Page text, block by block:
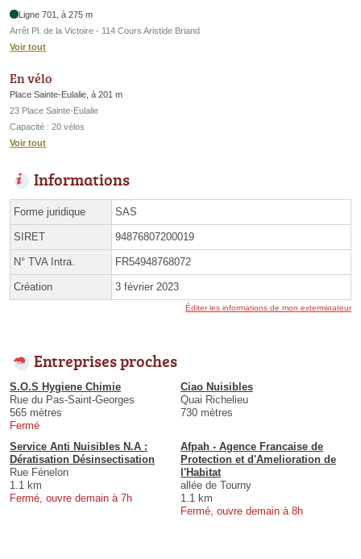
Ligne 701, à 275 m
Arrêt Pl. de la Victoire - 114 Cours Aristide Briand
Voir tout
En vélo
Place Sainte-Eulalie, à 201 m
23 Place Sainte-Eulalie
Capacité : 20 vélos
Voir tout
Informations
Forme juridique SAS
SIRET 94876807200019
N° TVA Intra. FR54948768072
Création 3 février 2023
Éditer les informations de mon exterminateur
Entreprises proches
S.O.S Hygiene Chimie
Rue du Pas-Saint-Georges
565 mètres
Fermé
Ciao Nuisibles
Quai Richelieu
730 mètres
Service Anti Nuisibles N.A :
Dératisation Désinsectisation
Rue Fénelon
1.1 km
Fermé, ouvre demain à 7h
Afpah - Agence Francaise de
Protection et d'Amelioration de
l'Habitat
allée de Tourny
1.1 km
Fermé, ouvre demain à 8h